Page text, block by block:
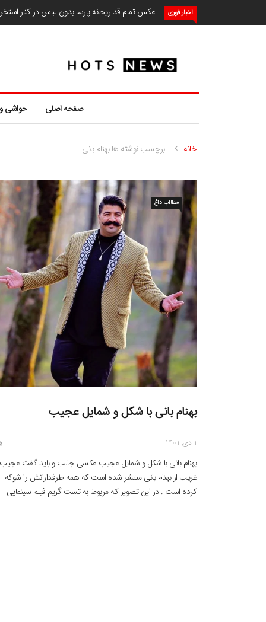
اخبار فوری عکس تمام قد ریحانه پارسا بدون لباس در کنار
صفحه اصلی حواشی
خانه برچسب نوشته ها بهنام بانی
مطالب داغ
بهنام بانی با شکل و شمایل عجیب
1 دی, 1401
بهنام بانی با شکل و شمایل عجیب عکسی جالب و باید گفت
غریب از بهنام بانی منتشر شده است که همه طرفدارانش را شوکه
کرده است . در این تصویر که مربوط به تست گریم فیلم سینمایی